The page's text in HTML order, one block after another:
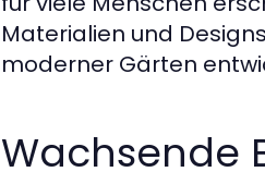
Materialien und
moderner Gärten
Wachsende